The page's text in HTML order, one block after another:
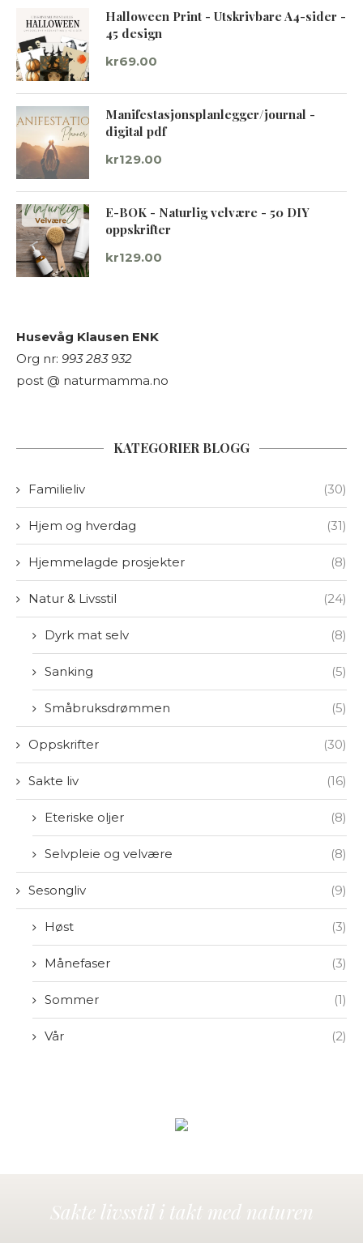
Halloween Print - Utskrivbare A4-sider -
45 design
kr69.00
Manifestasjonsplanlegger/journal -
digital pdf
kr129.00
E-BOK - Naturlig velvære - 50 DIY
oppskrifter
kr129.00
Husevåg Klausen ENK
Org nr: 993 283 932
post @ naturmamma.no
KATEGORIER BLOGG
Familieliv (30)
Hjem og hverdag (31)
Hjemmelagde prosjekter (8)
Natur & Livsstil (24)
Dyrk mat selv (8)
Sanking (5)
Småbruksdrømmen (5)
Oppskrifter (30)
Sakte liv (16)
Eteriske oljer (8)
Selvpleie og velvære (8)
Sesongliv (9)
Høst (3)
Månefaser (3)
Sommer (1)
Vår (2)
Sakte livsstil i takt med naturen